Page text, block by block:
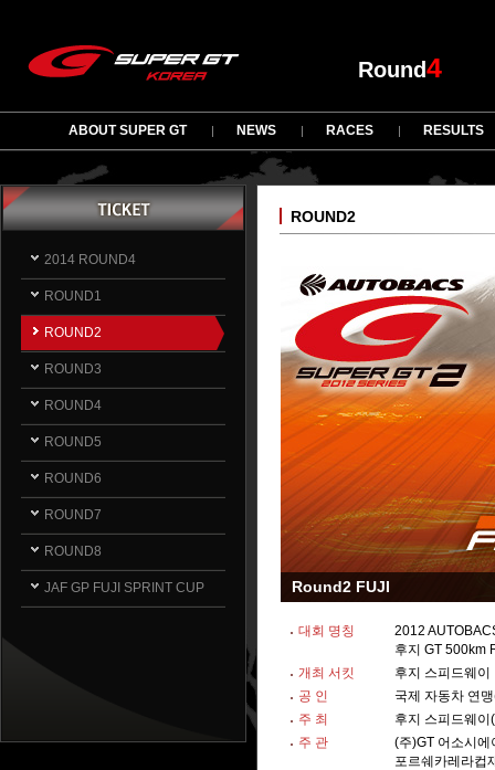
Round4
ABOUT SUPER GT NEWS RACES RESULTS
2014 ROUND4
ROUND1
ROUND2
ROUND3
ROUND4
ROUND5
ROUND6
ROUND7
ROUND8
JAF GP FUJI SPRINT CUP
ROUND2
Round2 FUJI
대회 명칭
2012
후지 GT 500km
개최 서킷
후지 스피드웨이
공 인
국제 자동차 연
주 최
후지 스피드웨
주 관
(주)GT 어소시에
포르쉐카레라컵